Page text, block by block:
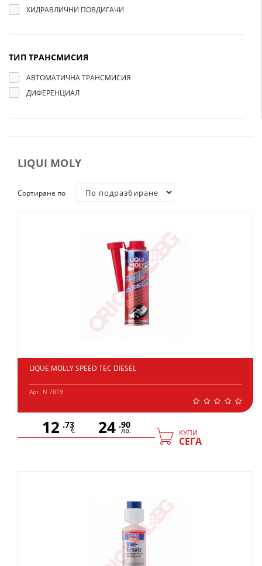
ХИДРАВЛИЧНИ ПОВДИГАЧИ
ТИП ТРАНСМИСИЯ
АВТОМАТИЧНА ТРАНСМИСИЯ
ДИФЕРЕНЦИАЛ
LIQUI MOLY
Сортиране по
LIQUE MOLLY SPEED TEC DIESEL
Арт. N 7819
12 .73
€ 24 .90
лв. КУПИ
СЕГА